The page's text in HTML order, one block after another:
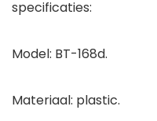
specificaties:
Model: BT-168d.
Materiaal: plastic.